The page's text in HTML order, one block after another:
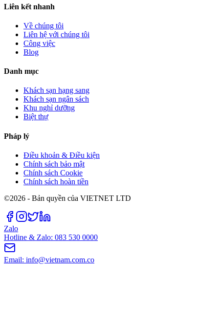
Liên kết nhanh
Về chúng tôi
Liên hệ với chúng tôi
Công việc
Blog
Danh mục
Khách sạn hạng sang
Khách sạn ngân sách
Khu nghỉ dưỡng
Biệt thự
Pháp lý
Điều khoản & Điều kiện
Chính sách bảo mật
Chính sách Cookie
Chính sách hoàn tiền
©2026 - Bản quyền của VIETNET LTD
Zalo
Hotline & Zalo: 083 530 0000
Email: info@vietnam.com.co